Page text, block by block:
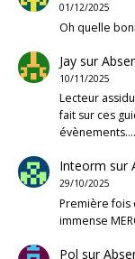
01/12/2025
Oh quelle
Jaysur
10/11/2025
Lecteur
fait sur ces
évènements.…
Inteorm sur
29/10/2025
Première fois
immense
Pol sur